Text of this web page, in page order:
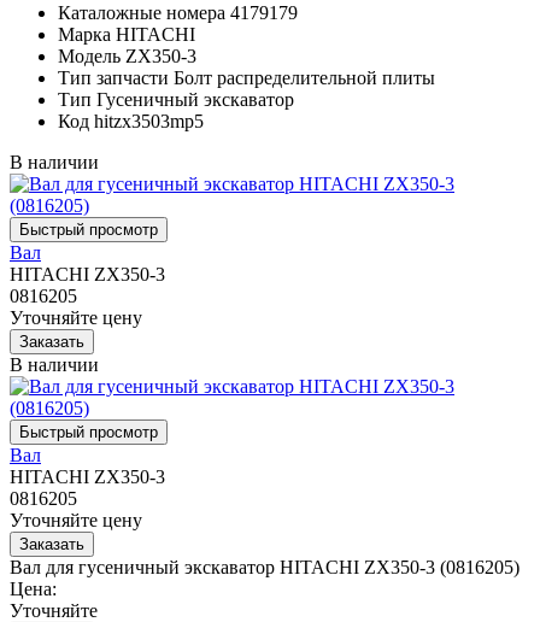
Каталожные номера 4179179
Марка HITACHI
Модель ZX350-3
Тип запчасти Болт распределительной плиты
Тип Гусеничный экскаватор
Код hitzx3503mp5
В наличии
Вал
HITACHI ZX350-3
0816205
Уточняйте цену
В наличии
Вал
HITACHI ZX350-3
0816205
Уточняйте цену
Вал для гусеничный экскаватор HITACHI ZX350-3 (0816205)
Цена:
Уточняйте